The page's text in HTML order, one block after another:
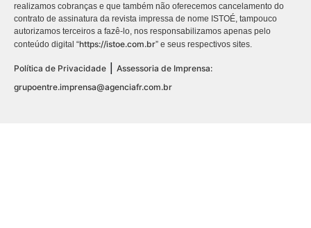
realizamos cobranças e que também não oferecemos cancelamento do
contrato de assinatura da revista impressa de nome ISTOÉ, tampouco
autorizamos terceiros a fazê-lo, nos responsabilizamos apenas pelo
conteúdo digital “https://istoe.com.br” e seus respectivos sites.
Política de Privacidade | Assessoria de Imprensa:
grupoentre.imprensa@agenciafr.com.br